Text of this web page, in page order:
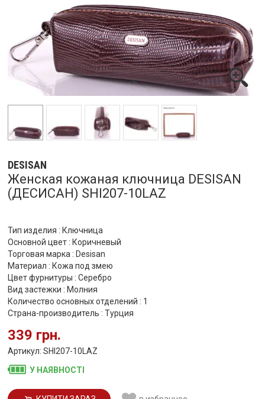
DESISAN
Женская кожаная ключница DESISAN
(ДЕСИСАН) SHI207-10LAZ
Тип изделия : Ключница
Основной цвет : Коричневый
Торговая марка : Desisan
Материал : Кожа под змею
Цвет фурнитуры : Серебро
Вид застежки : Молния
Количество основных отделений : 1
Страна-производитель : Турция
339 грн.
Артикул: SHI207-10LAZ
У НАЯВНОСТІ